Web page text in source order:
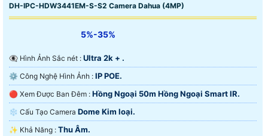
DH-IPC-HDW3441EM-S-S2 Camera Dahua (4MP)
5%-35%
👁️‍🗨 Hình Ảnh Sắc nét : Ultra 2k + .
⚙ Công Nghệ Hình Ảnh : IP POE.
🔴 Xem Được Ban Đêm : Hồng Ngoại 50m Hồng Ngoại Smart IR.
❄ Cấu Tạo Camera Dome Kim loại.
️✨ Khả Năng : Thu Âm.